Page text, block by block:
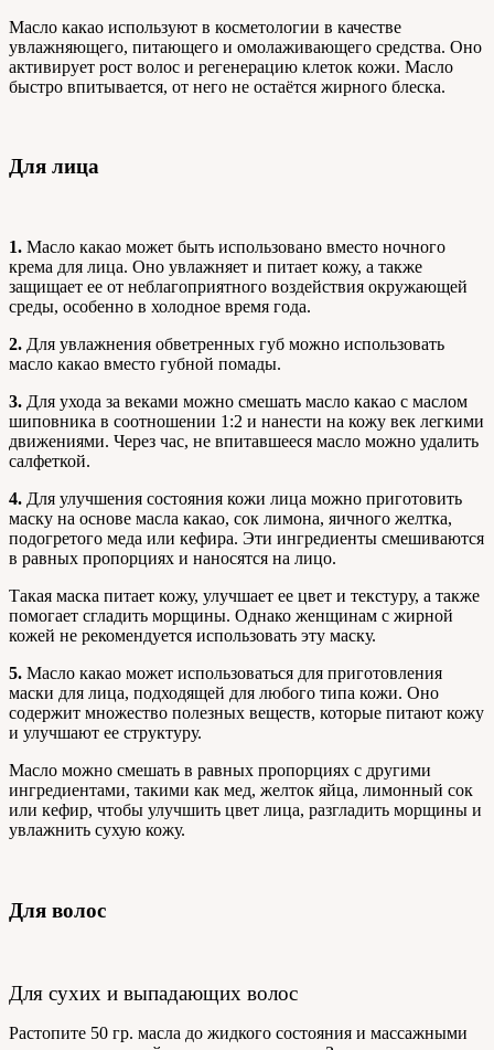
Масло какао используют в косметологии в качестве
увлажняющего, питающего и омолаживающего средства. Оно
активирует рост волос и регенерацию клеток кожи. Масло
быстро впитывается, от него не остаётся жирного блеска.
Для лица
1. Масло какао может быть использовано вместо ночного
крема для лица. Оно увлажняет и питает кожу, а также
защищает ее от неблагоприятного воздействия окружающей
среды, особенно в холодное время года.
2. Для увлажнения обветренных губ можно использовать
масло какао вместо губной помады.
3. Для ухода за веками можно смешать масло какао с маслом
шиповника в соотношении 1:2 и нанести на кожу век легкими
движениями. Через час, не впитавшееся масло можно удалить
салфеткой.
4. Для улучшения состояния кожи лица можно приготовить
маску на основе масла какао, сок лимона, яичного желтка,
подогретого меда или кефира. Эти ингредиенты смешиваются
в равных пропорциях и наносятся на лицо.
Такая маска питает кожу, улучшает ее цвет и текстуру, а также
помогает сгладить морщины. Однако женщинам с жирной
кожей не рекомендуется использовать эту маску.
5. Масло какао может использоваться для приготовления
маски для лица, подходящей для любого типа кожи. Оно
содержит множество полезных веществ, которые питают кожу
и улучшают ее структуру.
Масло можно смешать в равных пропорциях с другими
ингредиентами, такими как мед, желток яйца, лимонный сок
или кефир, чтобы улучшить цвет лица, разгладить морщины и
увлажнить сухую кожу.
Для волос
Для сухих и выпадающих волос
Растопите 50 гр. масла до жидкого состояния и массажными